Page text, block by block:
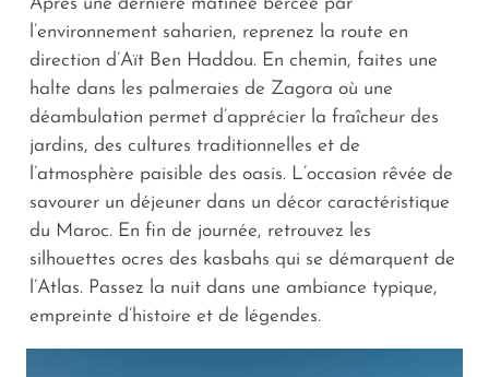
Après une dernière matinée bercée par
l’environnement saharien, reprenez la route en
direction d’Aït Ben Haddou. En chemin, faites une
halte dans les palmeraies de Zagora où une
déambulation permet d’apprécier la fraîcheur des
jardins, des cultures traditionnelles et de
l’atmosphère paisible des oasis. L’occasion rêvée de
savourer un déjeuner dans un décor caractéristique
du Maroc. En fin de journée, retrouvez les
silhouettes ocres des kasbahs qui se démarquent de
l’Atlas. Passez la nuit dans une ambiance typique,
empreinte d’histoire et de légendes.